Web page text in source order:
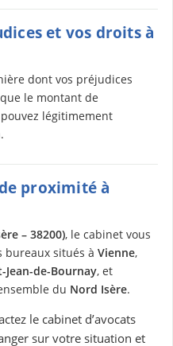
et vos droits à
dont vos préjudices
le montant de
légitimement
proximité à
– 38200), le cabinet vous
bureaux situés à Vienne,
Jean-de-Bournay, et
du Nord Isère.
le cabinet d’avocats
sur votre situation et